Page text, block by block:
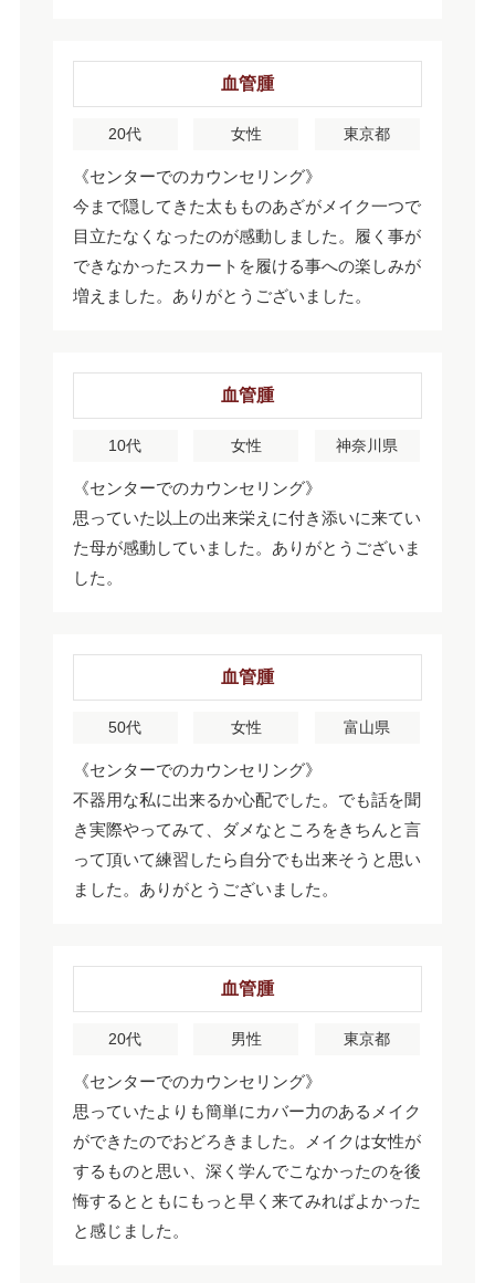
血管腫
20代 女性 東京都
《センターでのカウンセリング》
今まで隠してきた太もものあざがメイク一つで
目立たなくなったのが感動しました。履く事が
できなかったスカートを履ける事への楽しみが
増えました。ありがとうございました。
血管腫
10代 女性 神奈川県
《センターでのカウンセリング》
思っていた以上の出来栄えに付き添いに来てい
た母が感動していました。ありがとうございま
した。
血管腫
50代 女性 富山県
《センターでのカウンセリング》
不器用な私に出来るか心配でした。でも話を聞
き実際やってみて、ダメなところをきちんと言
って頂いて練習したら自分でも出来そうと思い
ました。ありがとうございました。
血管腫
20代 男性 東京都
《センターでのカウンセリング》
思っていたよりも簡単にカバー力のあるメイク
ができたのでおどろきました。メイクは女性が
するものと思い、深く学んでこなかったのを後
悔するとともにもっと早く来てみればよかった
と感じました。